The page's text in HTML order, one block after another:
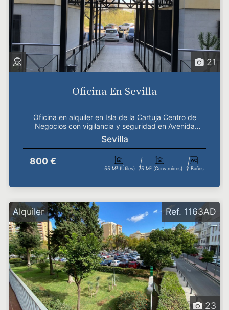
21
Oficina En Sevilla
Oficina en alquiler en Isla de la Cartuja Centro de
Negocios con vigilancia y seguridad en Avenida
Améric...
Sevilla
800 €
55 M² (útiles) 75 M² (construidos) 2 Baños
Alquiler
23
Ref. 1163AD